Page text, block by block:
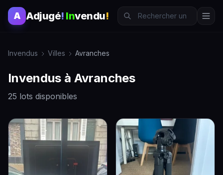
A Adjugé! Invendu!
Invendus Villes Avranches
Invendus à Avranches
25 lots disponibles